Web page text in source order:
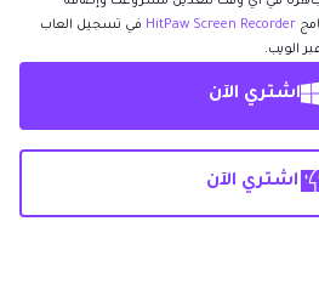
HitPaw Screen Recorder في تسجيل العاب
الويب.
اشتري الآن
اشتري الآن